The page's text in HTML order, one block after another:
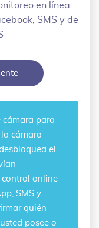
en línea
SMS y de
cámara para
cámara
el
online
SMS y
quién
posee o